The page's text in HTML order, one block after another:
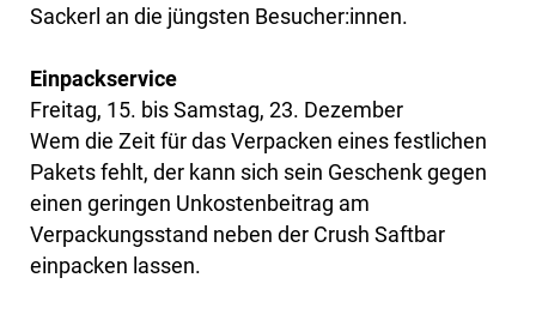
Sackerl an die jüngsten Besucher:innen.
Einpackservice
Freitag, 15. bis Samstag, 23. Dezember
Wem die Zeit für das Verpacken eines festlichen
Pakets fehlt, der kann sich sein Geschenk gegen
einen geringen Unkostenbeitrag am
Verpackungsstand neben der Crush Saftbar
einpacken lassen.